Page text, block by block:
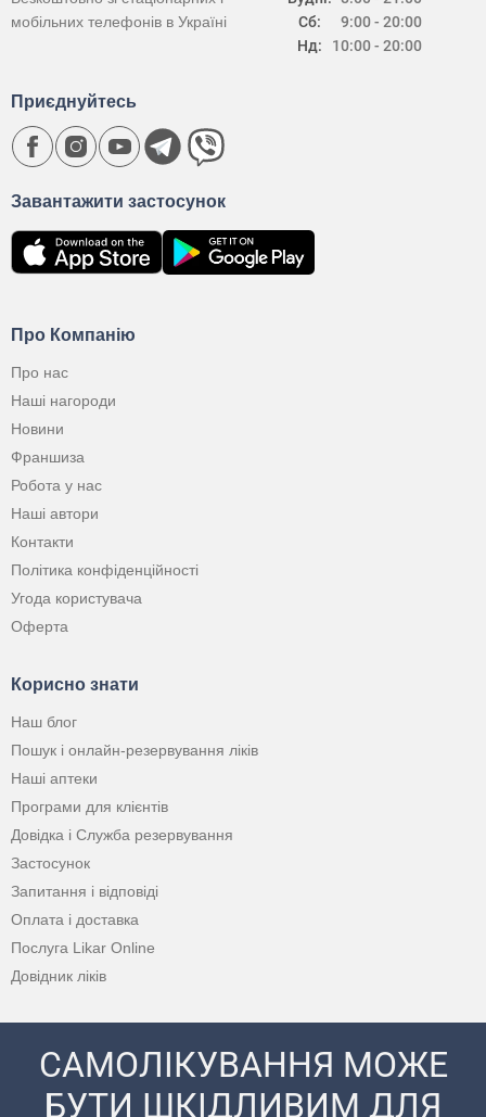
Сб:
Нд:
9:00 - 20:00
10:00 - 20:00
мобільних телефонів в Україні
Про Компанію
Про нас
Наші нагороди
Новини
Франшиза
Робота у нас
Наші автори
Контакти
Політика конфіденційності
Угода користувача
Оферта
Корисно знати
Наш блог
Пошук і онлайн-резервування ліків
Наші аптеки
Програми для клієнтів
Довідка і Служба резервування
Застосунок
Запитання і відповіді
Оплата і доставка
Послуга Likar Online
Довідник ліків
Завантажити застосунок
Приєднуйтесь
САМОЛІКУВАННЯ МОЖЕ
БУТИ ШКІДЛИВИМ ДЛЯ